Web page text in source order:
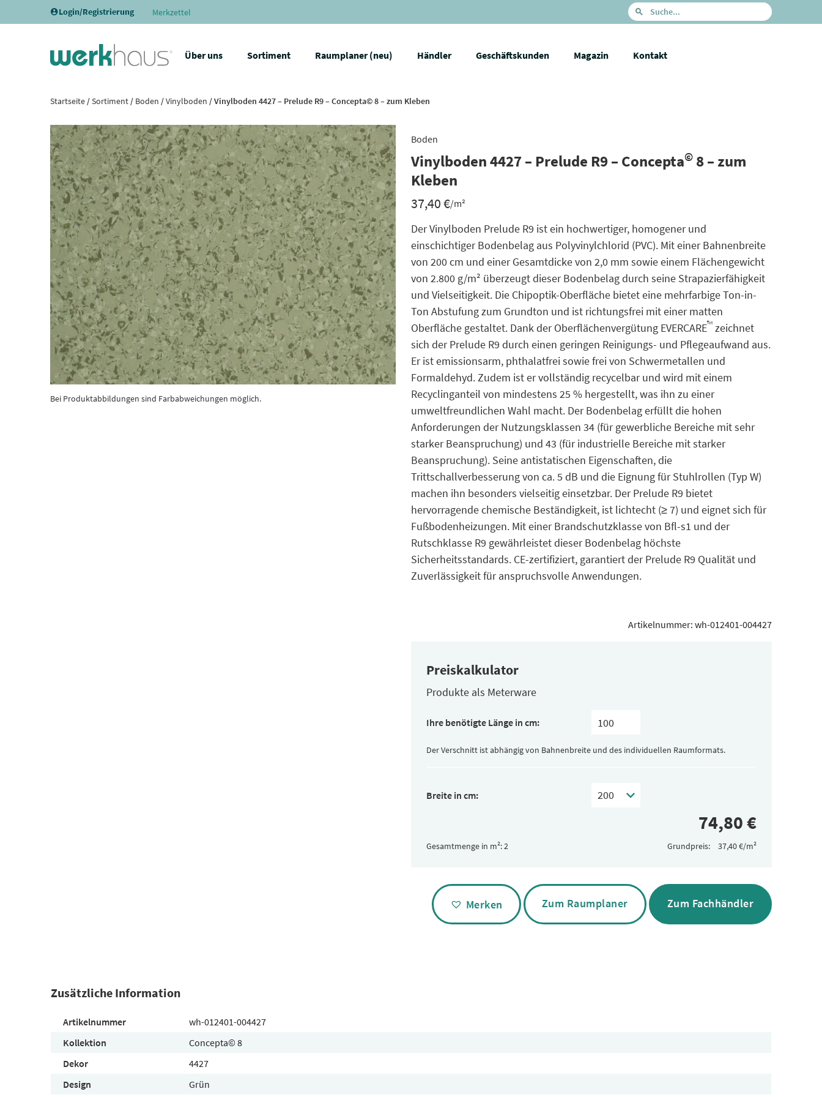
Login/Registrierung Merkzettel
Über uns Sortiment Raumplaner (neu) Händler Geschäftskunden Magazin Kontakt
Startseite/Sortiment/ Boden /Vinylboden / Vinylboden 4427 – Prelude R9 – Concepta© 8 – zum Kleben
Bei Produktabbildungen sind Farbabweichungen möglich.
Boden
Vinylboden 4427 – Prelude R9 – Concepta© 8 – zum
Kleben
37,40€/m²
Der Vinylboden Prelude R9 ist ein hochwertiger, homogener und
einschichtiger Bodenbelag aus Polyvinylchlorid (PVC). Mit einer Bahnenbreite
von 200 cm und einer Gesamtdicke von 2,0 mm sowie einem Flächengewicht
von 2.800 g/m² überzeugt dieser Bodenbelag durch seine Strapazierfähigkeit
und Vielseitigkeit. Die Chipoptik-Oberfläche bietet eine mehrfarbige Ton-in-
Ton Abstufung zum Grundton und ist richtungsfrei mit einer matten
Oberfläche gestaltet. Dank der Oberflächenvergütung EVERCARE™ zeichnet
sich der Prelude R9 durch einen geringen Reinigungs- und Pflegeaufwand aus.
Er ist emissionsarm, phthalatfrei sowie frei von Schwermetallen und
Formaldehyd. Zudem ist er vollständig recycelbar und wird mit einem
Recyclinganteil von mindestens 25 % hergestellt, was ihn zu einer
umweltfreundlichen Wahl macht. Der Bodenbelag erfüllt die hohen
Anforderungen der Nutzungsklassen 34 (für gewerbliche Bereiche mit sehr
starker Beanspruchung) und 43 (für industrielle Bereiche mit starker
Beanspruchung). Seine antistatischen Eigenschaften, die
Trittschallverbesserung von ca. 5 dB und die Eignung für Stuhlrollen (Typ W)
machen ihn besonders vielseitig einsetzbar. Der Prelude R9 bietet
hervorragende chemische Beständigkeit, ist lichtecht (≥ 7) und eignet sich für
Fußbodenheizungen. Mit einer Brandschutzklasse von Bfl-s1 und der
Rutschklasse R9 gewährleistet dieser Bodenbelag höchste
Sicherheitsstandards. CE-zertifiziert, garantiert der Prelude R9 Qualität und
Zuverlässigkeit für anspruchsvolle Anwendungen.
Artikelnummer: wh-012401-004427
Preiskalkulator
Produkte als Meterware
Ihre benötigte Länge in cm:
Der Verschnitt ist abhängig von Bahnenbreite und des individuellen Raumformats.
Breite in cm:
Gesamtmenge in m²: Grundpreis:
Alternative:
Merken Zum Raumplaner Zum Fachhändler
Zusätzliche Information
Artikelnummer
wh-012401-004427
Kollektion
Concepta© 8
Dekor
4427
Design
Grün